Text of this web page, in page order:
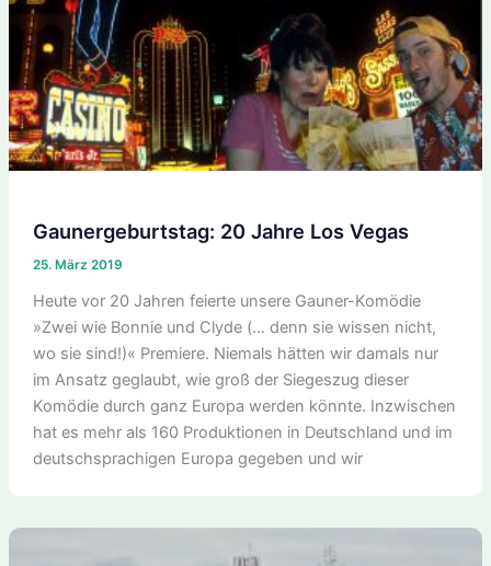
Gaunergeburtstag: 20 Jahre Los Vegas
25. März 2019
Heute vor 20 Jahren feierte unsere Gauner-Komödie
»Zwei wie Bonnie und Clyde (… denn sie wissen nicht,
wo sie sind!)« Premiere. Niemals hätten wir damals nur
im Ansatz geglaubt, wie groß der Siegeszug dieser
Komödie durch ganz Europa werden könnte. Inzwischen
hat es mehr als 160 Produktionen in Deutschland und im
deutschsprachigen Europa gegeben und wir